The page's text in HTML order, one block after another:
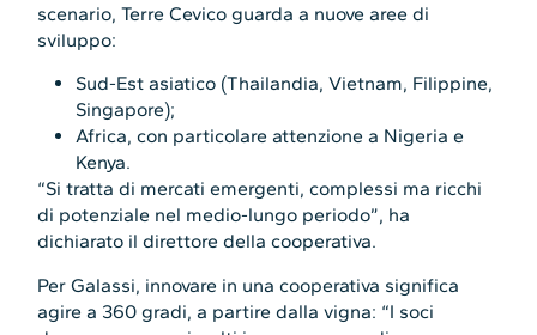
scenario, Terre Cevico guarda a nuove aree di
sviluppo:
Sud-Est asiatico (Thailandia, Vietnam, Filippine,
Singapore);
Africa, con particolare attenzione a Nigeria e
Kenya.
“Si tratta di mercati emergenti, complessi ma ricchi
di potenziale nel medio-lungo periodo”, ha
dichiarato il direttore della cooperativa.
Per Galassi, innovare in una cooperativa significa
agire a 360 gradi, a partire dalla vigna: “I soci